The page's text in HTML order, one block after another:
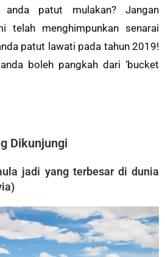
patut mulakan? Jangan
telah menghimpunkan senarai
patut lawati pada tahun 2019!
boleh pangkah dari ‘bucket
Dikunjungi
jadi yang terbesar di dunia